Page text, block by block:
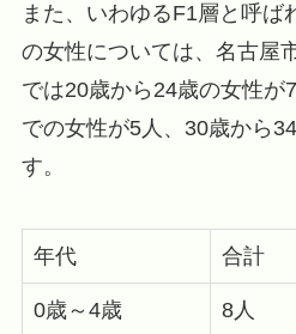
また、いわゆるF1層と呼ば
の女性については、名古屋
では20歳から24歳の女性が
での女性が5人、30歳から
す。
年代 合計
0歳～4歳 8人